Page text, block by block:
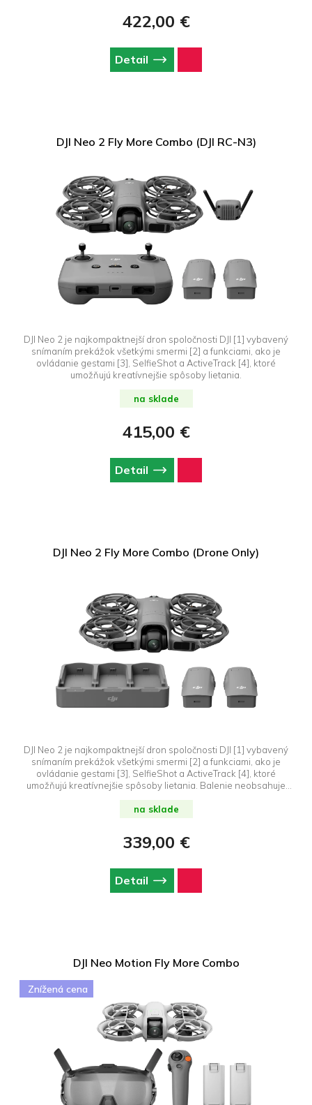
422,00 €
Detail
DJI Neo 2 Fly More Combo (DJI RC-N3)
DJI Neo 2 je najkompaktnejší dron spoločnosti DJI [1] vybavený
snímaním prekážok všetkými smermi [2] a funkciami, ako je
ovládanie gestami [3], SelfieShot a ActiveTrack [4], ktoré
umožňujú kreatívnejšie spôsoby lietania.
na sklade
415,00 €
Detail
DJI Neo 2 Fly More Combo (Drone Only)
DJI Neo 2 je najkompaktnejší dron spoločnosti DJI [1] vybavený
snímaním prekážok všetkými smermi [2] a funkciami, ako je
ovládanie gestami [3], SelfieShot a ActiveTrack [4], ktoré
umožňujú kreatívnejšie spôsoby lietania. Balenie neobsahuje
RC 2 a tiež DJI Neo 2 Digital Transciever.
na sklade
339,00 €
Detail
DJI Neo Motion Fly More Combo
Znížená cena